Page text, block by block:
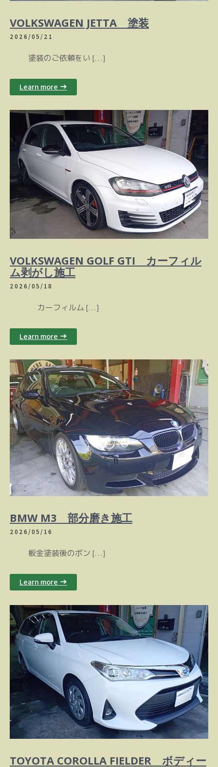
VOLKSWAGEN JETTA 塗装
2026/05/21
塗装のご依頼をい […]
Learn more →
VOLKSWAGEN GOLF GTI カーフィル
ム剥がし施工
2026/05/18
カーフィルム […]
Learn more →
BMW M3 部分磨き施工
2026/05/16
板金塗装後のボン […]
Learn more →
TOYOTA COROLLA FIELDER ボディー